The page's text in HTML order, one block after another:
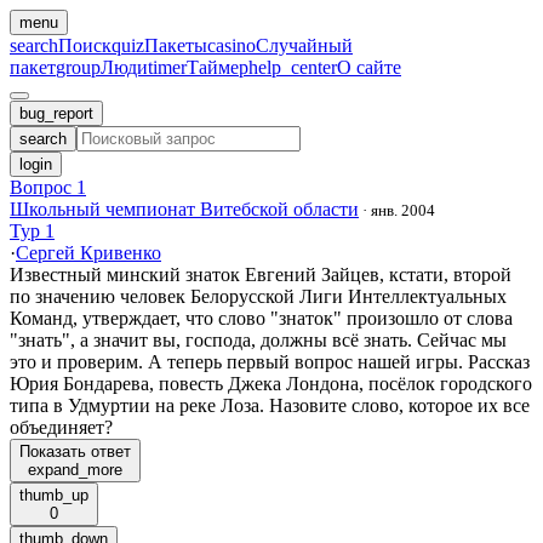
menu
searchПоискquizПакетыcasinoСлучайный
пакетgroupЛюдиtimerТаймерhelp_centerО сайте
bug_report
search
login
Вопрос 1
Школьный чемпионат Витебской области · янв. 2004
Тур 1
·Сергей Кривенко
Известный минский знаток Евгений Зайцев, кстати, второй
по значению человек Белорусской Лиги Интеллектуальных
Команд, утверждает, что слово "знаток" произошло от слова
"знать", а значит вы, господа, должны всё знать. Сейчас мы
это и проверим. А теперь первый вопрос нашей игры. Рассказ
Юрия Бондарева, повесть Джека Лондона, посёлок городского
типа в Удмуртии на реке Лоза. Назовите слово, которое их все
объединяет?
Показать ответ
expand_more
thumb_up
0
thumb_down